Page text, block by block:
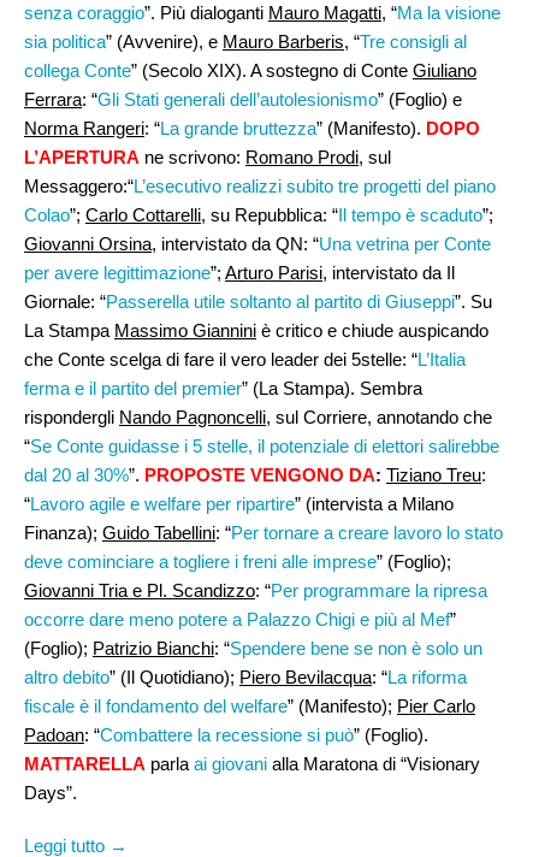
senza coraggio”. Più dialoganti Mauro Magatti, “Ma la visione
sia politica” (Avvenire), e Mauro Barberis, “Tre consigli al
collega Conte” (Secolo XIX). A sostegno di Conte Giuliano
Ferrara: “Gli Stati generali dell’autolesionismo” (Foglio) e
Norma Rangeri: “La grande bruttezza” (Manifesto). DOPO
L’APERTURA ne scrivono: Romano Prodi, sul
Messaggero:“L’esecutivo realizzi subito tre progetti del piano
Colao”; Carlo Cottarelli, su Repubblica: “Il tempo è scaduto”;
Giovanni Orsina, intervistato da QN: “Una vetrina per Conte
per avere legittimazione”; Arturo Parisi, intervistato da Il
Giornale: “Passerella utile soltanto al partito di Giuseppi”. Su
La Stampa Massimo Giannini è critico e chiude auspicando
che Conte scelga di fare il vero leader dei 5stelle: “L’Italia
ferma e il partito del premier” (La Stampa). Sembra
rispondergli Nando Pagnoncelli, sul Corriere, annotando che
“Se Conte guidasse i 5 stelle, il potenziale di elettori salirebbe
dal 20 al 30%”. PROPOSTE VENGONO DA: Tiziano Treu:
“Lavoro agile e welfare per ripartire” (intervista a Milano
Finanza); Guido Tabellini: “Per tornare a creare lavoro lo stato
deve cominciare a togliere i freni alle imprese” (Foglio);
Giovanni Tria e Pl. Scandizzo: “Per programmare la ripresa
occorre dare meno potere a Palazzo Chigi e più al Mef”
(Foglio); Patrizio Bianchi: “Spendere bene se non è solo un
altro debito” (Il Quotidiano); Piero Bevilacqua: “La riforma
fiscale è il fondamento del welfare” (Manifesto); Pier Carlo
Padoan: “Combattere la recessione si può” (Foglio).
MATTARELLA parla ai giovani alla Maratona di “Visionary
Days”.
Leggi tutto →